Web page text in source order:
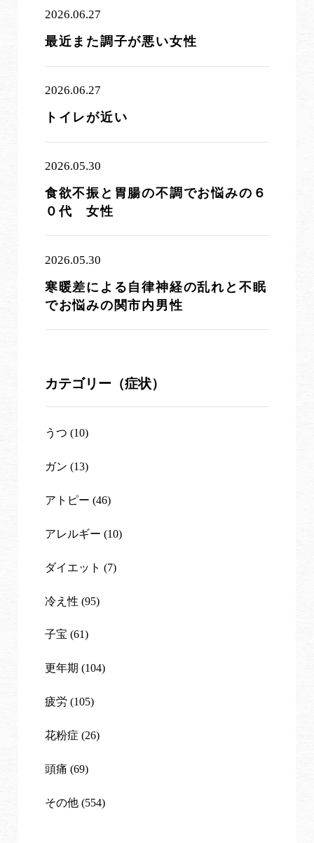
2026.06.27
最近また調子が悪い女性
2026.06.27
トイレが近い
2026.05.30
食欲不振と胃腸の不調でお悩みの６
０代 女性
2026.05.30
寒暖差による自律神経の乱れと不眠
でお悩みの関市内男性
カテゴリー（症状）
うつ (10)
ガン (13)
アトピー (46)
アレルギー (10)
ダイエット (7)
冷え性 (95)
子宝 (61)
更年期 (104)
疲労 (105)
花粉症 (26)
頭痛 (69)
その他 (554)